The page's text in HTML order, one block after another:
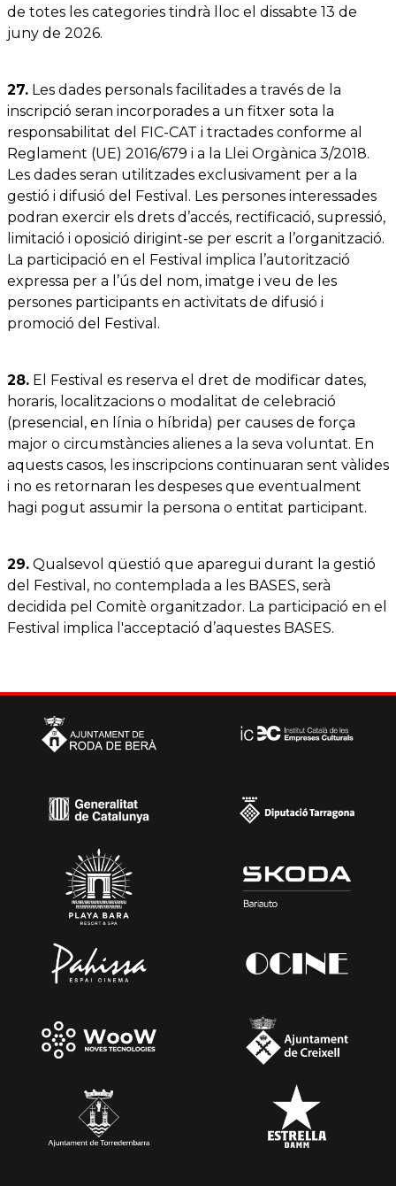
de totes les categories tindrà lloc el dissabte 13 de
juny de 2026.
27. Les dades personals facilitades a través de la
inscripció seran incorporades a un fitxer sota la
responsabilitat del FIC-CAT i tractades conforme al
Reglament (UE) 2016/679 i a la Llei Orgànica 3/2018.
Les dades seran utilitzades exclusivament per a la
gestió i difusió del Festival. Les persones interessades
podran exercir els drets d’accés, rectificació, supressió,
limitació i oposició dirigint-se per escrit a l’organització.
La participació en el Festival implica l’autorització
expressa per a l’ús del nom, imatge i veu de les
persones participants en activitats de difusió i
promoció del Festival.
28. El Festival es reserva el dret de modificar dates,
horaris, localitzacions o modalitat de celebració
(presencial, en línia o híbrida) per causes de força
major o circumstàncies alienes a la seva voluntat. En
aquests casos, les inscripcions continuaran sent vàlides
i no es retornaran les despeses que eventualment
hagi pogut assumir la persona o entitat participant.
29. Qualsevol qüestió que aparegui durant la gestió
del Festival, no contemplada a les BASES, serà
decidida pel Comitè organitzador. La participació en el
Festival implica l'acceptació d’aquestes BASES.